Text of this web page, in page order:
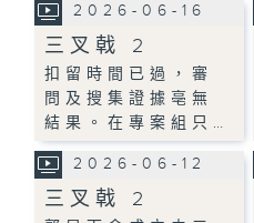
2026-06-16
三叉戟 2
扣留時間已過，審
問及搜集證據亳無
結果。在專案組只…
2026-06-12
三叉戟 2